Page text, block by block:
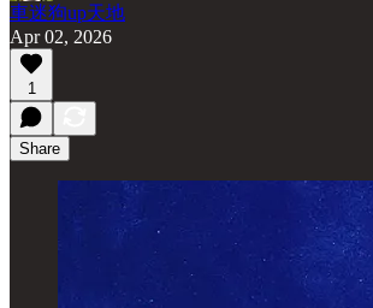
車迷狗up天地
Apr 02, 2026
1
Share